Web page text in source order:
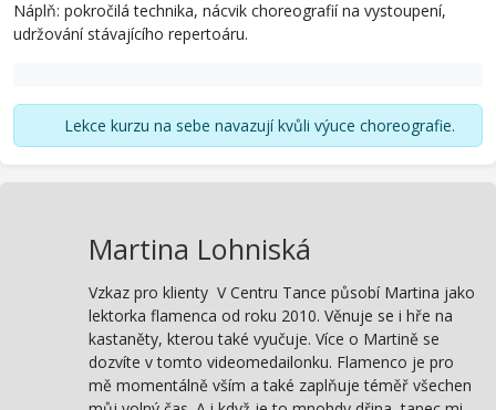
Náplň: pokročilá technika, nácvik choreografií na vystoupení,
udržování stávajícího repertoáru.
Lekce kurzu na sebe navazují kvůli výuce choreografie.
Martina Lohniská
Vzkaz pro klienty V Centru Tance působí Martina jako
lektorka flamenca od roku 2010. Věnuje se i hře na
kastaněty, kterou také vyučuje. Více o Martině se
dozvíte v tomto videomedailonku. Flamenco je pro
mě momentálně vším a také zaplňuje téměř všechen